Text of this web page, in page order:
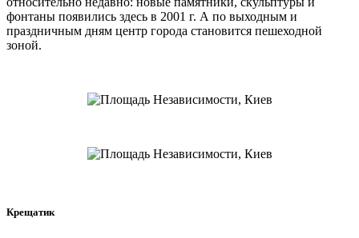
фонтаны появились здесь в 2001 г. А по выходным и
праздничным дням центр города становится пешеходной
зоной.
Крещатик